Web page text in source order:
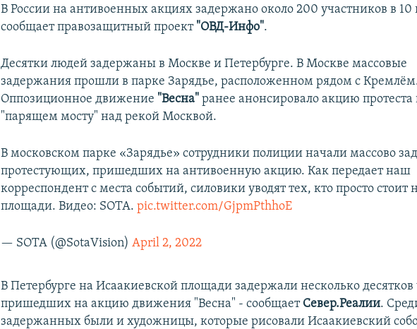
В России на антивоенных акциях задержано около 200 участников в 10
сообщает правозащитный проект "ОВД-Инфо".
Десятки людей задержаны в Москве и Петербурге. В Москве массовые
задержания прошли в парке Зарядье, расположенном рядом с
Оппозиционное движение "Весна" ранее анонсировало акцию протеста
"парящем мосту" над рекой Москвой.
В московском парке «Зарядье» сотрудники полиции начали массово
протестующих, пришедших на антивоенную акцию. Как передает наш
корреспондент с места событий, силовики уводят тех, кто просто стоит
площади. Видео: SOTA.pic.twitter.com/GjpmPthhoE
— SOTA (@SotaVision)April 2, 2022
В Петербурге на Исаакиевской площади задержали несколько десятков
пришедших на акцию движения "Весна" - сообщает Север.Реалии.
задержанных были и художницы, которые рисовали Исаакиевский